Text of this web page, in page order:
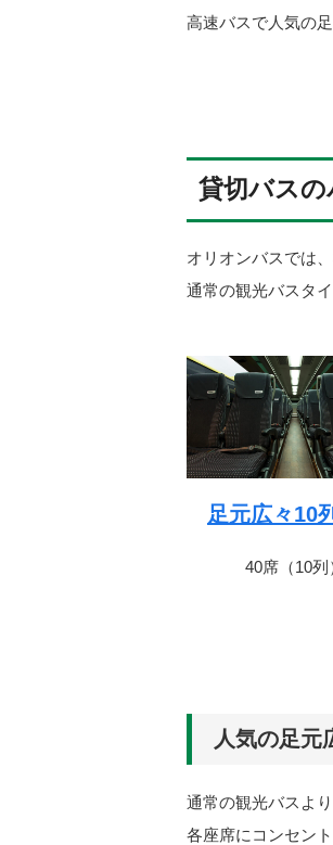
高速バスで人気の
貸切バス
オリオンバスでは
通常の観光バスタ
足元広々10
40席（10列
人気の足元
通常の観光バスよ
各座席にコンセン